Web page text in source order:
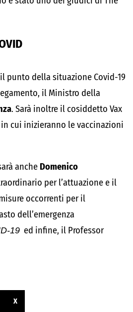
punto della situazione Covid-19
il Ministro della
. Sarà inoltre il cosiddetto Vax
cui inizieranno le vaccinazioni
anche Domenico
per l’attuazione e il
occorrenti per il
dell’emergenza
19 ed infine, il Professor
X